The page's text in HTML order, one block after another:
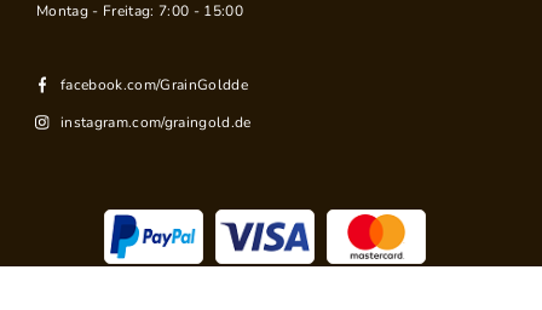
Montag - Freitag: 7:00 - 15:00
facebook.com/GrainGoldde
instagram.com/graingold.de